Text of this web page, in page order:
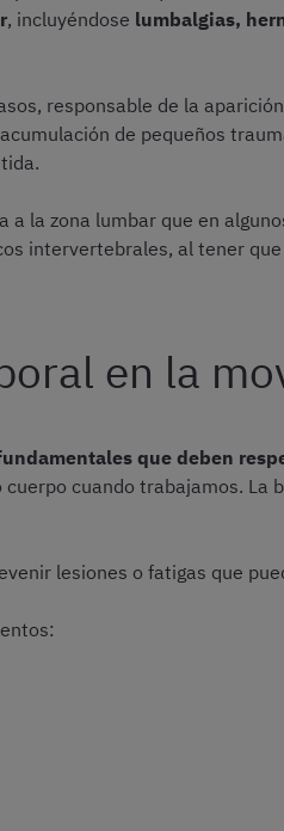
, incluyéndose lumbalgias,
responsable de la
de pequeños
a la zona lumbar que en
intervertebrales, al tener
en la
que deben
cuando trabajamos.
lesiones o fatigas que